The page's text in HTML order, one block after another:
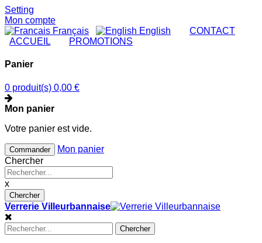
Setting
Mon compte
Français
English CONTACT
ACCUEIL
PROMOTIONS
Panier
0 produit(s) 0,00 €
Mon panier
Votre panier est vide.
Commander
Mon panier
Chercher
x
Chercher
Verrerie Villeurbannaise
Chercher